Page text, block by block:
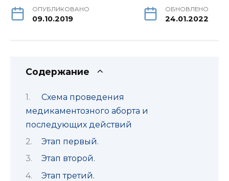
ОПУБЛИКОВАНО
09.10.2019
ОБНОВЛЕНО
24.01.2022
Содержание
Схема проведения
медикаментозного аборта и
последующих действий
Этап первый.
Этап второй.
Этап третий.